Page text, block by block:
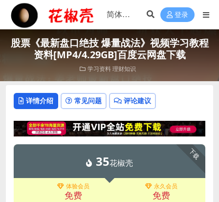
登录
股票《最新盘口绝技 爆量战法》视频学习教程
资料[MP4/4.29GB]百度云网盘下载
学习资料 理财知识
详情介绍 常见问题 评论建议
下载
35花椒壳
体验会员
免费
永久会员
免费